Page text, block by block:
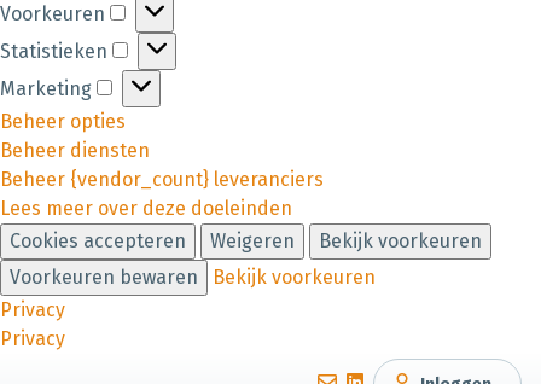
Voorkeuren
Statistieken
Marketing
Beheer opties
Beheer diensten
Beheer {vendor_count} leveranciers
Lees meer over deze doeleinden
Cookies accepteren
Weigeren
Bekijk voorkeuren
Voorkeuren bewaren
Bekijk voorkeuren
Privacy
Privacy